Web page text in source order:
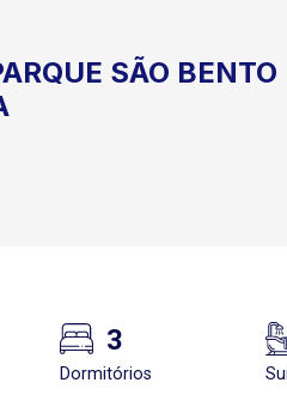
SÃO BENTO
3
Dormitórios